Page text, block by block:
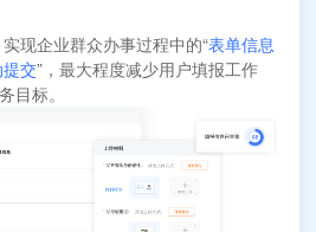
现企业群众办事过程中的“表单信息
交”，最大程度减少用户填报工作
目标。